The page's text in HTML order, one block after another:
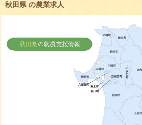
秋田県 の農業求人